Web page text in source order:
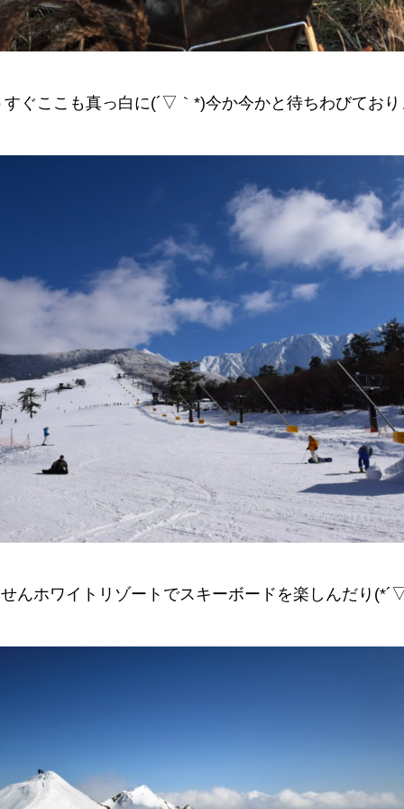
すぐここも真っ白に(´▽｀*)今か今かと待ちわびており
んホワイトリゾートでスキーボードを楽しんだり